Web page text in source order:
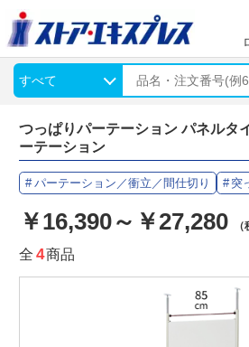
つっぱりパーテーション パネルタ
ーテーション
パーテーション／衝立／間仕切り 突
￥16,390～￥27,280
全 4商品